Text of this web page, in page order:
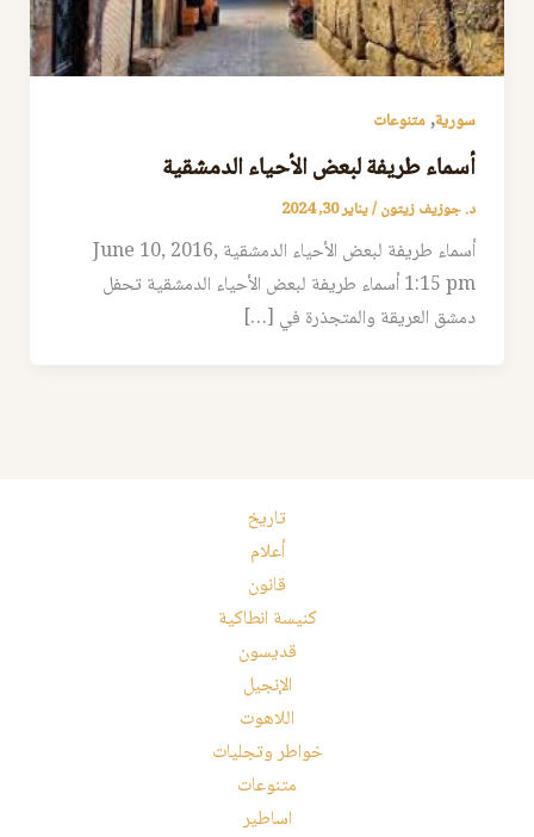
سورية,متنوعات
أسماء طريفة لبعض الأحياء الدمشقية
د. جوزيف زيتون/يناير 30, 2024
أسماء طريفة لبعض الأحياء الدمشقية June 10, 2016,
1:15 pm أسماء طريفة لبعض الأحياء الدمشقية تحفل
دمشق العريقة والمتجذرة في […]
تاريخ
أعلام
قانون
كنيسة انطاكية
قديسون
الإنجيل
اللاهوت
خواطر وتجليات
متنوعات
اساطير